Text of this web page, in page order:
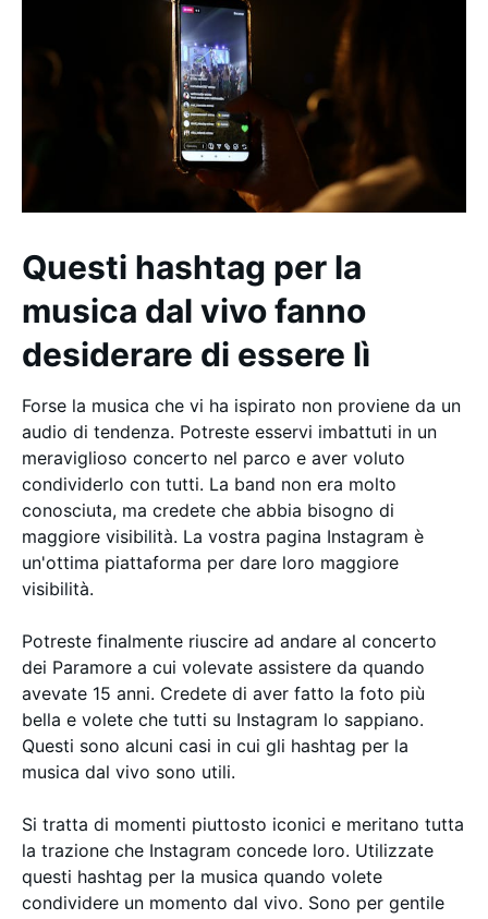
Questi hashtag per la
musica dal vivo fanno
desiderare di essere lì
Forse la musica che vi ha ispirato non proviene da un
audio di tendenza. Potreste esservi imbattuti in un
meraviglioso concerto nel parco e aver voluto
condividerlo con tutti. La band non era molto
conosciuta, ma credete che abbia bisogno di
maggiore visibilità. La vostra pagina Instagram è
un'ottima piattaforma per dare loro maggiore
visibilità.
Potreste finalmente riuscire ad andare al concerto
dei Paramore a cui volevate assistere da quando
avevate 15 anni. Credete di aver fatto la foto più
bella e volete che tutti su Instagram lo sappiano.
Questi sono alcuni casi in cui gli hashtag per la
musica dal vivo sono utili.
Si tratta di momenti piuttosto iconici e meritano tutta
la trazione che Instagram concede loro. Utilizzate
questi hashtag per la musica quando volete
condividere un momento dal vivo. Sono per gentile